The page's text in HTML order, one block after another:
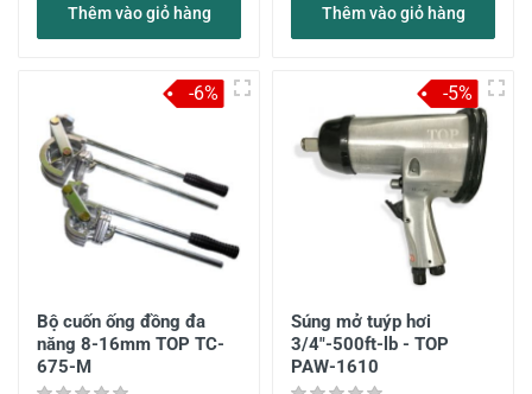
Thêm vào giỏ hàng Thêm vào giỏ hàng
Bộ cuốn ống đồng đa
năng 8-16mm TOP TC-
675-M
-6%
Súng mở tuýp hơi
3/4"-500ft-lb - TOP
PAW-1610
-5%